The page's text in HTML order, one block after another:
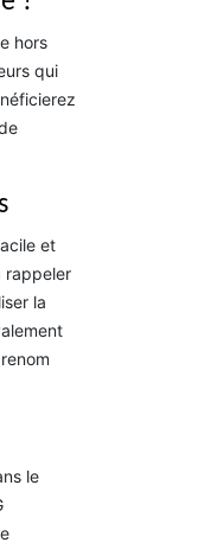
hors
qui
et
rappeler
la
le